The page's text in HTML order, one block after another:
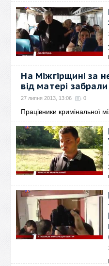
На Міжгірщині за
від матері
27 липня 2013, 13:06 0
Працівники кримінальної